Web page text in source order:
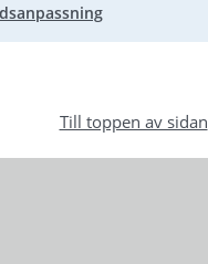
Till toppen av sidan